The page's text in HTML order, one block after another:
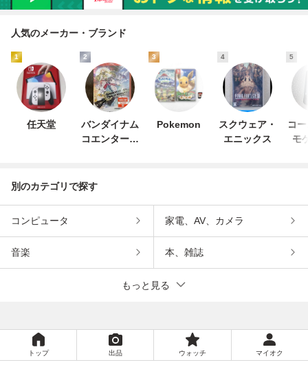
人気のメーカー・ブランド
1
任天堂
2
バンダイナム
コエンターテ
3
Pokemon
4
スクウェア・
エニックス
5
コ
モ
別のカテゴリで探す
コンピュータ 家電、AV、カメラ
音楽 本、雑誌
もっと見る
トップ 出品 ウォッチ マイオク